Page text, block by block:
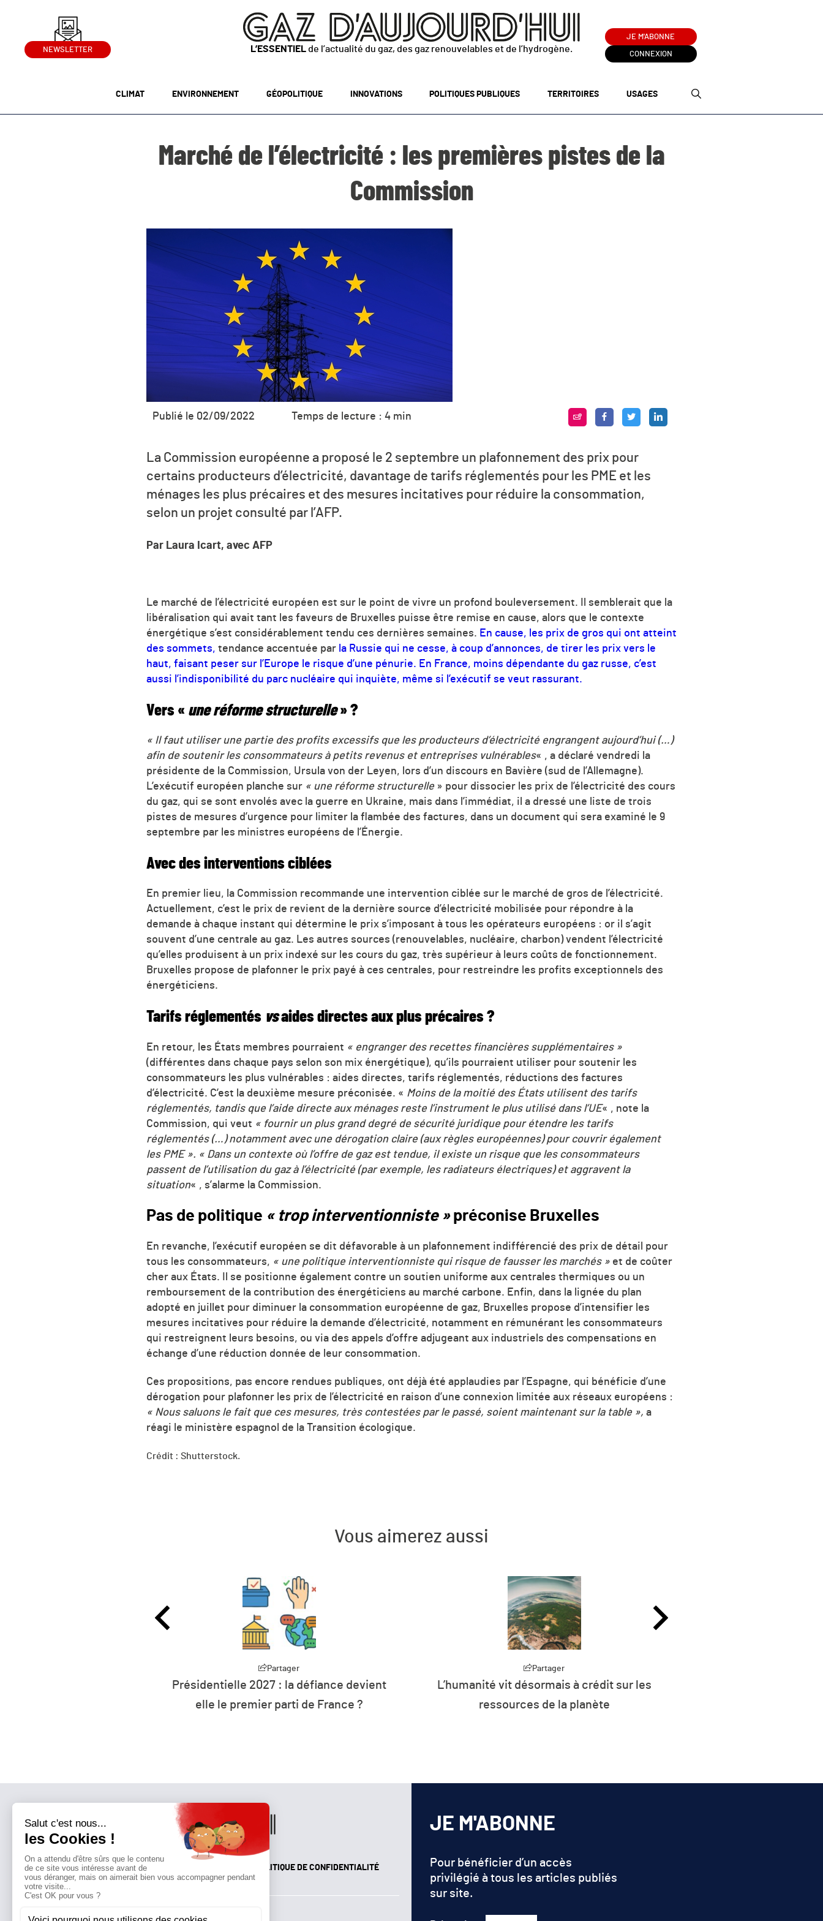
NEWSLETTER L’ESSENTIEL de l’actualité du gaz, des gaz renouvelables et de l’hydrogène.
JE M'ABONNE
CONNEXION
CLIMAT ENVIRONNEMENT GÉOPOLITIQUE INNOVATIONS POLITIQUES PUBLIQUES TERRITOIRES USAGES
Marché de l’électricité : les premières pistes de la
Commission
Publié le 02/09/2022 Temps de lecture : 4 min
La Commission européenne a proposé le 2 septembre un plafonnement des prix pour
certains producteurs d’électricité, davantage de tarifs réglementés pour les PME et les
ménages les plus précaires et des mesures incitatives pour réduire la consommation,
selon un projet consulté par l’AFP.
Par Laura Icart, avec AFP
Le marché de l’électricité européen est sur le point de vivre un profond bouleversement. Il semblerait que la
libéralisation qui avait tant les faveurs de Bruxelles puisse être remise en cause, alors que le contexte
énergétique s’est considérablement tendu ces dernières semaines. En cause, les prix de gros qui ont atteint
des sommets, tendance accentuée par la Russie qui ne cesse, à coup d’annonces, de tirer les prix vers le
haut, faisant peser sur l’Europe le risque d’une pénurie. En France, moins dépendante du gaz russe, c’est
aussi l’indisponibilité du parc nucléaire qui inquiète, même si l’exécutif se veut rassurant.
Vers « une réforme structurelle» ?
« Il faut utiliser une partie des profits excessifs que les producteurs d’électricité engrangent aujourd’hui (…)
afin de soutenir les consommateurs à petits revenus et entreprises vulnérables« , a déclaré vendredi la
présidente de la Commission, Ursula von der Leyen, lors d’un discours en Bavière (sud de l’Allemagne).
L’exécutif européen planche sur « une réforme structurelle » pour dissocier les prix de l’électricité des cours
du gaz, qui se sont envolés avec la guerre en Ukraine, mais dans l’immédiat, il a dressé une liste de trois
pistes de mesures d’urgence pour limiter la flambée des factures, dans un document qui sera examiné le 9
septembre par les ministres européens de l’Énergie.
Avec des interventions ciblées
En premier lieu, la Commission recommande une intervention ciblée sur le marché de gros de l’électricité.
Actuellement, c’est le prix de revient de la dernière source d’électricité mobilisée pour répondre à la
demande à chaque instant qui détermine le prix s’imposant à tous les opérateurs européens : or il s’agit
souvent d’une centrale au gaz. Les autres sources (renouvelables, nucléaire, charbon) vendent l’électricité
qu’elles produisent à un prix indexé sur les cours du gaz, très supérieur à leurs coûts de fonctionnement.
Bruxelles propose de plafonner le prix payé à ces centrales, pour restreindre les profits exceptionnels des
énergéticiens.
Tarifs réglementés vsaides directes aux plus précaires ?
En retour, les États membres pourraient « engranger des recettes financières supplémentaires »
(différentes dans chaque pays selon son mix énergétique), qu’ils pourraient utiliser pour soutenir les
consommateurs les plus vulnérables : aides directes, tarifs réglementés, réductions des factures
d’électricité. C’est la deuxième mesure préconisée. « Moins de la moitié des États utilisent des tarifs
réglementés, tandis que l’aide directe aux ménages reste l’instrument le plus utilisé dans l’UE« , note la
Commission, qui veut « fournir un plus grand degré de sécurité juridique pour étendre les tarifs
réglementés (…) notamment avec une dérogation claire (aux règles européennes) pour couvrir également
les PME ». « Dans un contexte où l’offre de gaz est tendue, il existe un risque que les consommateurs
passent de l’utilisation du gaz à l’électricité (par exemple, les radiateurs électriques) et aggravent la
situation« , s’alarme la Commission.
Pas de politique « trop interventionniste »préconise Bruxelles
En revanche, l’exécutif européen se dit défavorable à un plafonnement indifférencié des prix de détail pour
tous les consommateurs, « une politique interventionniste qui risque de fausser les marchés » et de coûter
cher aux États. Il se positionne également contre un soutien uniforme aux centrales thermiques ou un
remboursement de la contribution des énergéticiens au marché carbone. Enfin, dans la lignée du plan
adopté en juillet pour diminuer la consommation européenne de gaz, Bruxelles propose d’intensifier les
mesures incitatives pour réduire la demande d’électricité, notamment en rémunérant les consommateurs
qui restreignent leurs besoins, ou via des appels d’offre adjugeant aux industriels des compensations en
échange d’une réduction donnée de leur consommation.
Ces propositions, pas encore rendues publiques, ont déjà été applaudies par l’Espagne, qui bénéficie d’une
dérogation pour plafonner les prix de l’électricité en raison d’une connexion limitée aux réseaux européens :
« Nous saluons le fait que ces mesures, très contestées par le passé, soient maintenant sur la table », a
réagi le ministère espagnol de la Transition écologique.
Crédit : Shutterstock.
Vous aimerez aussi
Partager
Présidentielle 2027 : la défiance devient
elle le premier parti de France ?
Partager
L’humanité vit désormais à crédit sur les
ressources de la planète
QUI SOMMES-NOUS?MENTIONS LÉGALES POLITIQUE DE CONFIDENTIALITÉ
JE M'ABONNE
Pour bénéficier d’un accès
privilégié à tous les articles publiés
sur site.